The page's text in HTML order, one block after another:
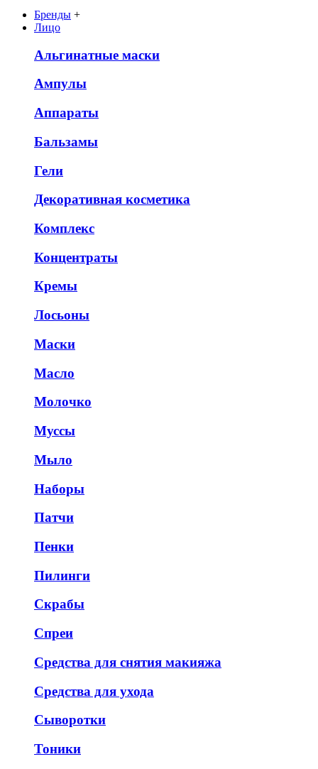
Бренды +
Лицо
Альгинатные маски
Ампулы
Аппараты
Бальзамы
Гели
Декоративная косметика
Комплекс
Концентраты
Кремы
Лосьоны
Маски
Масло
Молочко
Муссы
Мыло
Наборы
Патчи
Пенки
Пилинги
Скрабы
Спреи
Средства для снятия макияжа
Средства для ухода
Сыворотки
Тоники